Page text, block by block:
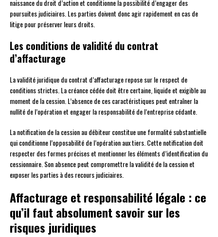
naissance du droit d’action et conditionne la possibilité d’engager des
poursuites judiciaires. Les parties doivent donc agir rapidement en cas de
litige pour préserver leurs droits.
Les conditions de validité du contrat
d’affacturage
La validité juridique du contrat d’affacturage repose sur le respect de
conditions strictes. La créance cédée doit être certaine, liquide et exigible au
moment de la cession. L’absence de ces caractéristiques peut entraîner la
nullité de l’opération et engager la responsabilité de l’entreprise cédante.
La notification de la cession au débiteur constitue une formalité substantielle
qui conditionne l’opposabilité de l’opération aux tiers. Cette notification doit
respecter des formes précises et mentionner les éléments d’identification du
cessionnaire. Son absence peut compromettre la validité de la cession et
exposer les parties à des recours judiciaires.
Affacturage et responsabilité légale : ce
qu’il faut absolument savoir sur les
risques juridiques